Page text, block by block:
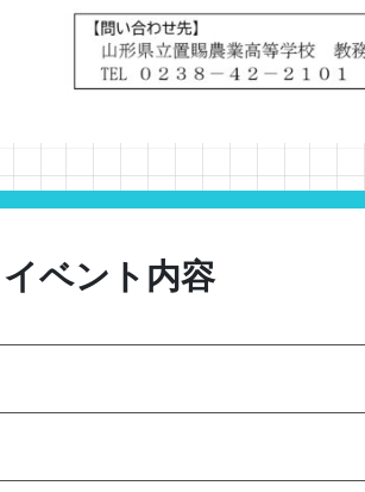
イベント内容